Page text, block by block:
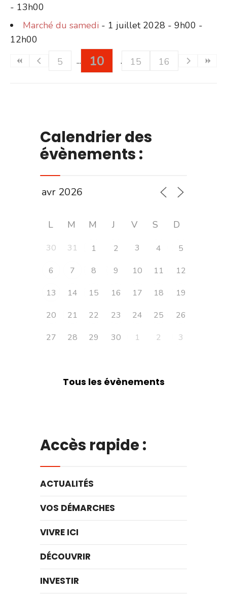
- 13h00
Marché du samedi - 1 juillet 2028 - 9h00 -
12h00
5
10 15 16
Calendrier des
évènements :
L M M J V S D
30 31 1 2 3 4
5
6
7 8 9 10 11
12
13
14 15 16 17 18
19
20
21 22 23 24 25
26
27
28 29 30 1 2 3
Tous les évènements
Accès rapide :
ACTUALITÉS
VOS DÉMARCHES
VIVRE ICI
DÉCOUVRIR
INVESTIR